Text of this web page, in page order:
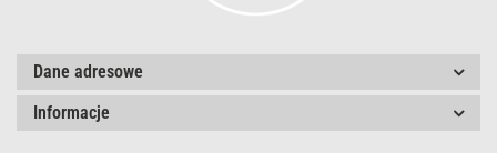
Dane adresowe
Informacje